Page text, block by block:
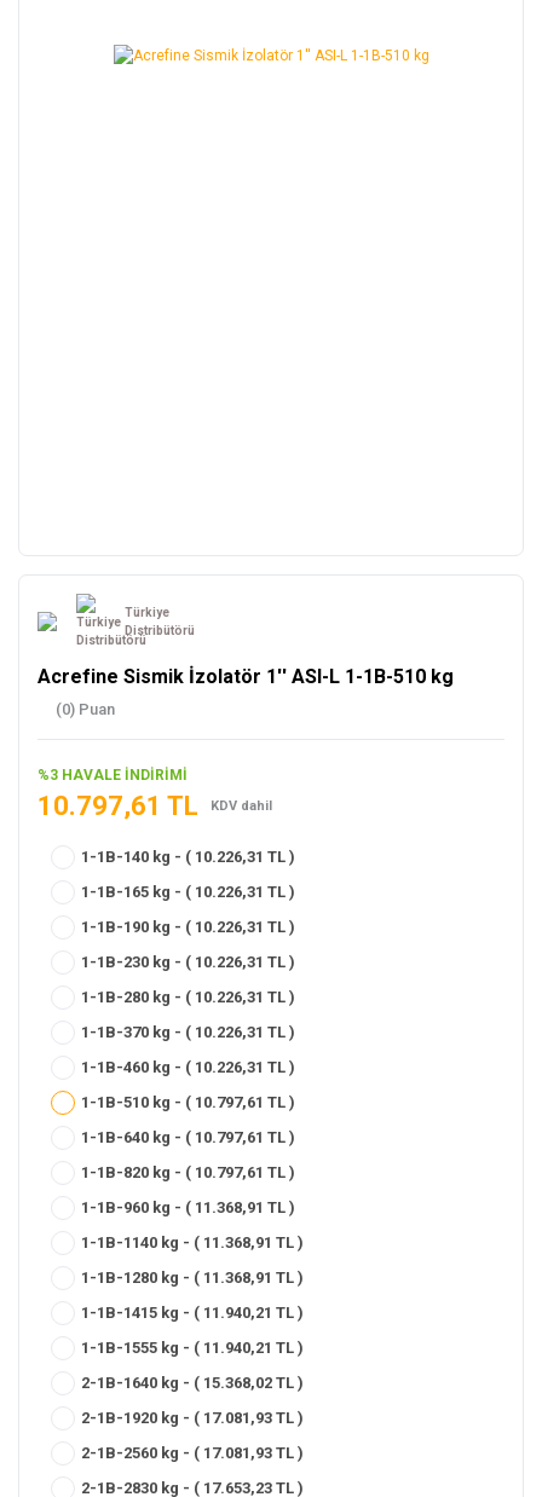
Türkiye
Distribütörü
Acrefine Sismik İzolatör 1'' ASI-L 1-1B-510 kg
(0) Puan
%3 HAVALE İNDİRİMİ
10.797,61 TL KDV dahil
1-1B-140 kg - ( 10.226,31 TL )
1-1B-165 kg - ( 10.226,31 TL )
1-1B-190 kg - ( 10.226,31 TL )
1-1B-230 kg - ( 10.226,31 TL )
1-1B-280 kg - ( 10.226,31 TL )
1-1B-370 kg - ( 10.226,31 TL )
1-1B-460 kg - ( 10.226,31 TL )
1-1B-510 kg - ( 10.797,61 TL )
1-1B-640 kg - ( 10.797,61 TL )
1-1B-820 kg - ( 10.797,61 TL )
1-1B-960 kg - ( 11.368,91 TL )
1-1B-1140 kg - ( 11.368,91 TL )
1-1B-1280 kg - ( 11.368,91 TL )
1-1B-1415 kg - ( 11.940,21 TL )
1-1B-1555 kg - ( 11.940,21 TL )
2-1B-1640 kg - ( 15.368,02 TL )
2-1B-1920 kg - ( 17.081,93 TL )
2-1B-2560 kg - ( 17.081,93 TL )
2-1B-2830 kg - ( 17.653,23 TL )